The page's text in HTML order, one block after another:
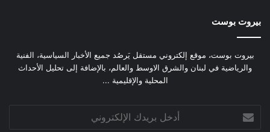
بيروت بوست
بيروت بوست، موقع إلكتروني مستقل يَرصُد جميع الأخبار السياسية، الفنية
والرياضية في لبنان والشرق الاوسط والعالم، بالإضافة إلى تحليل الأحداث
المحلية والإقليمية ...
بريدك